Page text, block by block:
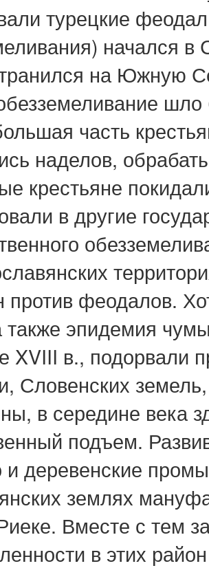
турецкие
начался
на Южную
шло
часть
наделов,
крестьяне
в другие
против феодалов.
также эпидемия
XVIII в., подорвали
Словенских
в середине века
подъем.
и деревенские
землях
Вместе с тем
в этих